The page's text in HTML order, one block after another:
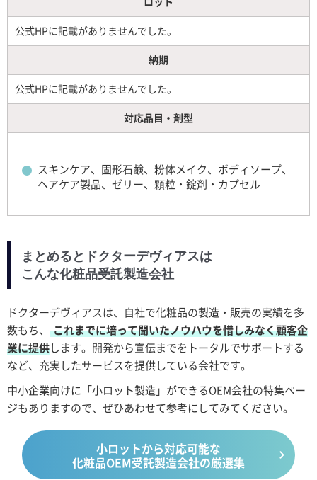
公式HPに記載がありませんでした。
納期
公式HPに記載がありませんでした。
対応品目・剤型
スキンケア、固形石鹸、粉体メイク、ボディソープ、
ヘアケア製品、ゼリー、顆粒・錠剤・カプセル
まとめるとドクターデヴィアスは
こんな化粧品受託製造会社
ドクターデヴィアスは、自社で化粧品の製造・販売の実績を多
数もち、
これまでに培って聞いたノウハウを惜しみなく顧客企
業に提供します。開発から宣伝までをトータルでサポートする
など、充実したサービスを提供している会社です。
中小企業向けに「小ロット製造」ができるOEM会社の特集ペー
ジもありますので、ぜひあわせて参考にしてみてください。
小ロットから対応可能な
化粧品OEM受託製造会社の厳選集